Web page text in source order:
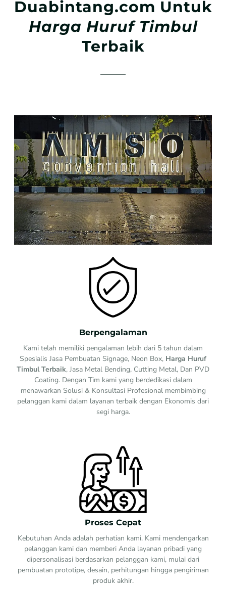
Duabintang.com Untuk
Harga Huruf Timbul
Terbaik
Berpengalaman
Kami telah memiliki pengalaman lebih dari 5 tahun dalam
Spesialis Jasa Pembuatan Signage, Neon Box, Harga Huruf
Timbul Terbaik, Jasa Metal Bending, Cutting Metal, Dan PVD
Coating. Dengan Tim kami yang berdedikasi dalam
menawarkan Solusi & Konsultasi Profesional membimbing
pelanggan kami dalam layanan terbaik dengan Ekonomis dari
segi harga.
Proses Cepat
Kebutuhan Anda adalah perhatian kami. Kami mendengarkan
pelanggan kami dan memberi Anda layanan pribadi yang
dipersonalisasi berdasarkan pelanggan kami, mulai dari
pembuatan prototipe, desain, perhitungan hingga pengiriman
produk akhir.